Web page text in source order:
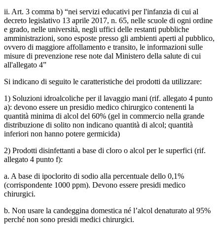
ii. Art. 3 comma b) “nei servizi educativi per l'infanzia di cui al
decreto legislativo 13 aprile 2017, n. 65, nelle scuole di ogni ordine
e grado, nelle università, negli uffici delle restanti pubbliche
amministrazioni, sono esposte presso gli ambienti aperti al pubblico,
ovvero di maggiore affollamento e transito, le informazioni sulle
misure di prevenzione rese note dal Ministero della salute di cui
all'allegato 4”
Si indicano di seguito le caratteristiche dei prodotti da utilizzare:
1) Soluzioni idroalcoliche per il lavaggio mani (rif. allegato 4 punto
a): devono essere un presidio medico chirurgico contenenti la
quantità minima di alcol del 60% (gel in commercio nella grande
distribuzione di solito non indicano quantità di alcol; quantità
inferiori non hanno potere germicida)
2) Prodotti disinfettanti a base di cloro o alcol per le superfici (rif.
allegato 4 punto f):
a. A base di ipoclorito di sodio alla percentuale dello 0,1%
(corrispondente 1000 ppm). Devono essere presidi medico
chirurgici.
b. Non usare la candeggina domestica né l’alcol denaturato al 95%
perché non sono presidi medici chirurgici.